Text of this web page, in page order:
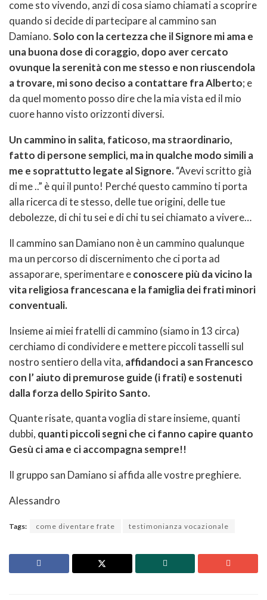
come sto vivendo, anzi di cosa siamo chiamati a scoprire
quando si decide di partecipare al cammino san
Damiano.Solo con la certezza che il Signore mi ama e
una buona dose di coraggio, dopo aver cercato
ovunque la serenità con me stesso e non riuscendola
a trovare, mi sono deciso a contattare fra Alberto; e
da quel momento posso dire che la mia vista ed il mio
cuore hanno visto orizzonti diversi.
Un cammino in salita, faticoso, ma straordinario,
fatto di persone semplici, ma in qualche modo simili a
me e soprattutto legate al Signore. “Avevi scritto già
di me ..” è qui il punto! Perché questo cammino ti porta
alla ricerca di te stesso, delle tue origini, delle tue
debolezze, di chi tu sei e di chi tu sei chiamato a vivere…
Il cammino san Damiano non è un cammino qualunque
ma un percorso di discernimento che ci porta ad
assaporare, sperimentare econoscere più da vicino la
vita religiosa francescana e la famiglia dei frati minori
conventuali.
Insieme ai miei fratelli di cammino (siamo in 13 circa)
cerchiamo di condividere e mettere piccoli tasselli sul
nostro sentiero della vita, affidandoci a san Francesco
con l’ aiuto di premurose guide (i frati) e sostenuti
dalla forza dello Spirito Santo.
Quante risate, quanta voglia di stare insieme, quanti
dubbi, quanti piccoli segni che ci fanno capire quanto
Gesù ci ama e ci accompagna sempre!!
Il gruppo san Damiano si affida alle vostre preghiere.
Alessandro
Tags: come diventare frate testimonianza vocazionale